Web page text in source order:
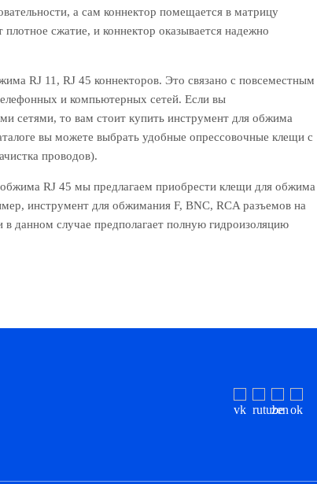
а сам коннектор помещается в матрицу
сжатие, и коннектор оказывается надежно
RJ 11, RJ 45 коннекторов. Это связано с повсеместным
и компьютерных сетей. Если вы
сетями, то вам стоит купить инструмент для обжима
вы можете выбрать удобные опрессовочные клещи с
проводов).
RJ 45 мы предлагаем приобрести клещи для обжима
инструмент для обжимания F, BNC, RCA разъемов на
в данном случае предполагает полную гидроизоляцию